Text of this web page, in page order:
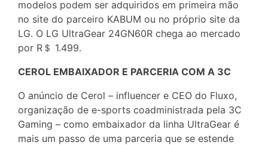
modelos podem ser adquiridos em primeira mão
no site do parceiro KABUM ou no próprio site da
LG. O LG UltraGear 24GN60R chega ao mercado
por R＄ 1.499.
CEROL EMBAIXADOR E PARCERIA COM A 3C
O anúncio de Cerol – influencer e CEO do Fluxo,
organização de e-sports coadministrada pela 3C
Gaming – como embaixador da linha UltraGear é
mais um passo de uma parceria que se estende